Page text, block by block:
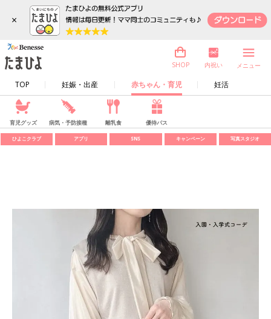
×
TOP 妊娠・出産 赤ちゃん・育児 妊活
SHOP 内祝い メニュー
育児グッズ 病気・予防接種 離乳食 優待パス
ひよこクラブ アプリ SNS キャンペーン 写真スタジオ